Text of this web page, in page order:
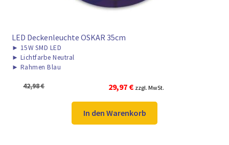
LED Deckenleuchte OSKAR 35cm
► 15W SMD LED
► Lichtfarbe Neutral
► Rahmen Blau
42,98€
Ursprünglicher
Preis
war:
42,98 €
29,97 €Aktueller
Preis
ist:
29,97 €.
zzgl. MwSt.
In den Warenkorb